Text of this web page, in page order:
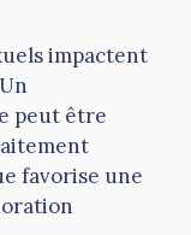
impactent
peut être
favorise une